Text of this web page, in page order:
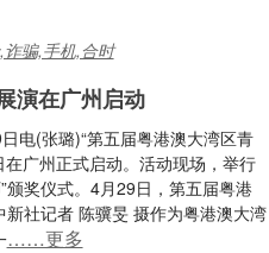
骗,手机,合时
演在广州启动
电(张璐)“第五届粤港澳大湾区青
在广州正式启动。活动现场，举行
颁奖仪式。4月29日，第五届粤港
社记者 陈骥旻 摄作为粤港澳大湾
……更多